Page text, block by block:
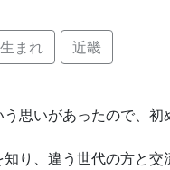
まれ 近畿
思いがあったので、初
り、違う世代の方と